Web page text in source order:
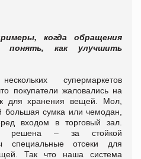
когда обращения
понять, как улучшить
нескольких супермаркетов
покупатели жаловались на
для хранения вещей. Мол,
большая сумка или чемодан,
входом в торговый зал.
решена – за стойкой
специальные отсеки для
Так что наша система